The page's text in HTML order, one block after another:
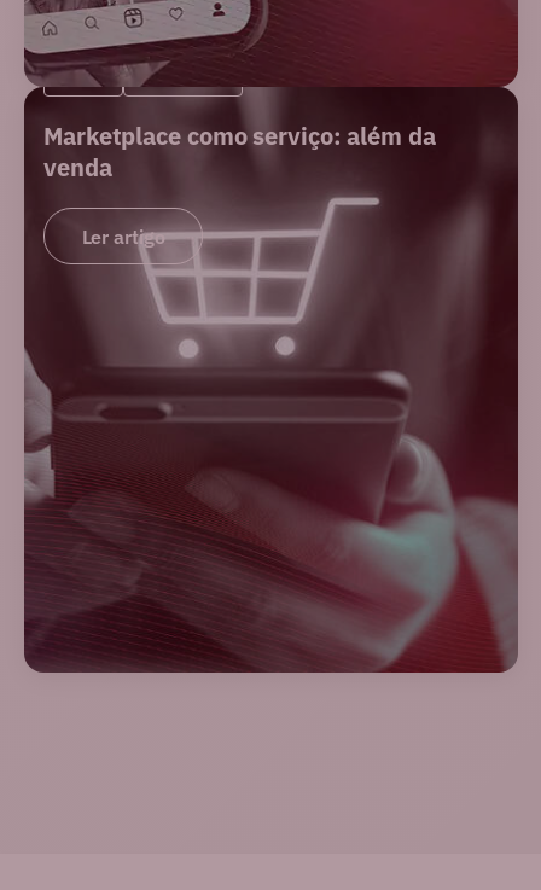
BLOG MERCADO
Marketplace como serviço: além da
venda
Ler artigo